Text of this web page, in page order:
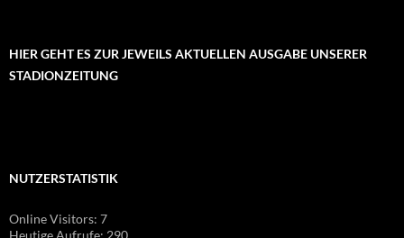
HIER GEHT ES ZUR JEWEILS AKTUELLEN AUSGABE UNSERER
STADIONZEITUNG
NUTZERSTATISTIK
Online Visitors: 7